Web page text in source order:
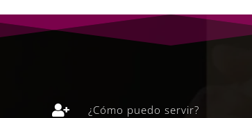
 ¿Cómo puedo servir?